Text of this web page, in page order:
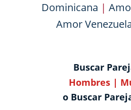
Dominicana |
Amor
Buscar
Hombres |
o Buscar